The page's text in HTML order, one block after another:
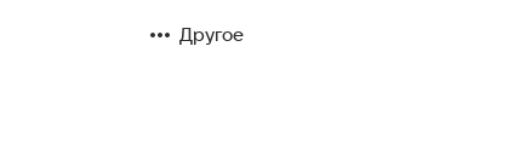
Другое